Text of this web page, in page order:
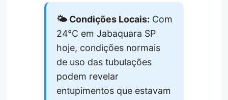
🌤️ Condições Locais: Com
24°C em Jabaquara SP
hoje, condições normais
de uso das tubulações
podem revelar
entupimentos que estavam